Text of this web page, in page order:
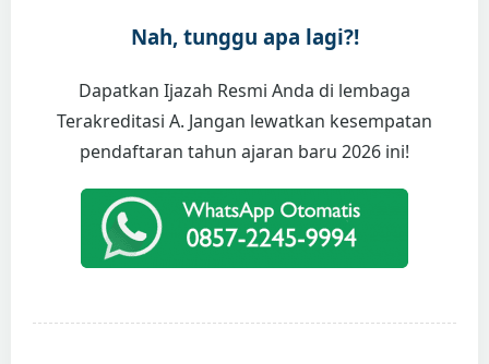
Nah, tunggu apa lagi?!
Dapatkan Ijazah Resmi Anda di lembaga
Terakreditasi A. Jangan lewatkan kesempatan
pendaftaran tahun ajaran baru 2026 ini!